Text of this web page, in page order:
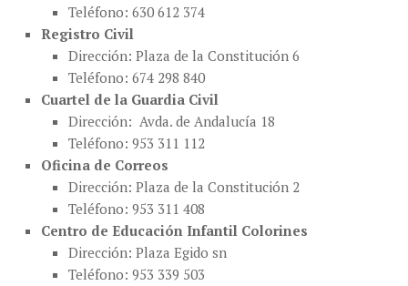
Teléfono: 630 612 374
Registro Civil
Dirección: Plaza de la Constitución 6
Teléfono: 674 298 840
Cuartel de la Guardia Civil
Dirección: Avda. de Andalucía 18
Teléfono: 953 311 112
Oficina de Correos
Dirección: Plaza de la Constitución 2
Teléfono: 953 311 408
Centro de Educación Infantil Colorines
Dirección: Plaza Egido sn
Teléfono: 953 339 503